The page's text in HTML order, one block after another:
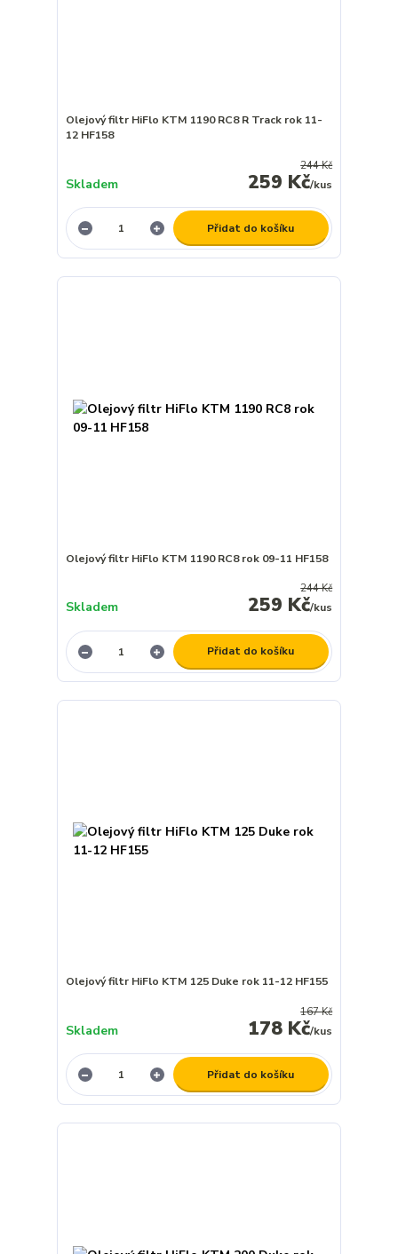
Olejový filtr HiFlo KTM 1190 RC8 R Track rok 11-
12 HF158
244 Kč
259 Kč/kus
Skladem
Přidat do košíku
Olejový filtr HiFlo KTM 1190 RC8 rok 09-11 HF158
244 Kč
259 Kč/kus
Skladem
Přidat do košíku
Olejový filtr HiFlo KTM 125 Duke rok 11-12 HF155
167 Kč
178 Kč/kus
Skladem
Přidat do košíku